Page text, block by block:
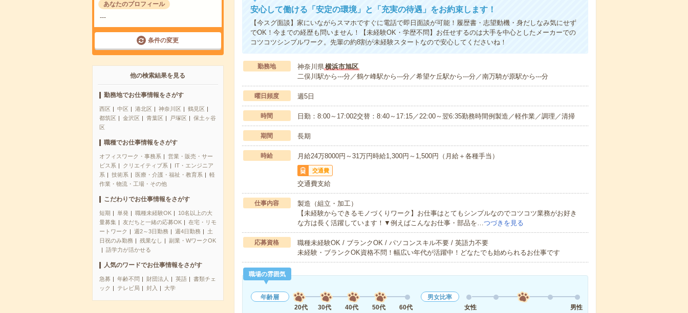
あなたのプロフィール
---
条件の変更
他の検索結果を見る
勤務地でお仕事情報をさがす
西区 中区 港北区 神奈川区
鶴見区
都筑区
金沢区 青葉区 戸塚区
保土ヶ谷
区
職種でお仕事情報をさがす
オフィスワーク・事務系
営業・販売・サー
ビス系
クリエイティブ系
IT・エンジニア
系
技術系 医療・介護・福祉・教育系
軽
作業・物流・工場・その他
こだわりでお仕事情報をさがす
短期 単発 職種未経験OK
10名以上の大
量募集
友だちと一緒の応募OK
在宅・リモ
ートワーク
週2～3日勤務 週4日勤務
土
日祝のみ勤務
残業なし
副業・WワークOK
語学力が活かせる
人気のワードでお仕事情報をさがす
急募 年齢不問 財団法人 英語
書類チェ
ック
テレビ局 封入 大学
安心して働ける「安定の環境」と「充実の待遇」をお約束します！
【今スグ面談】家にいながらスマホですぐに電話で即日面談が可能！履歴書・志望動機・身だしなみ気にせず
でOK！今までの経歴も問いません！【未経験OK・学歴不問】お任せするのは大手を中心としたメーカーでの
コツコツシンプルワーク。先輩の約8割が未経験スタートなので安心してくださいね！
勤務地 神奈川県横浜市旭区
二俣川駅から---分／鶴ケ峰駅から---分／希望ケ丘駅から---分／南万騎が原駅から---分
曜日頻度 週5日
時間 日勤：8:00～17:002交替：8:40～17:15／22:00～翌6:35勤務時間例製造／軽作業／調理／清掃
期間 長期
時給 月給24万8000円～31万円時給1,300円～1,500円（月給＋各種手当）
交通費
交通費支給
仕事内容
製造（組立・加工）
【未経験からできるモノづくりワーク】お仕事はとてもシンプルなのでコツコツ業務がお好き
な方は長く活躍しています！▼例えばこんなお仕事・部品を…つづきを見る
応募資格
職種未経験OK / ブランクOK / パソコンスキル不要 / 英語力不要
未経験・ブランクOK資格不問！幅広い年代が活躍中！どなたでも始められるお仕事です
職場の雰囲気
年齢層
20代
30代 40代 50代 60代
男女比率
女性
男性